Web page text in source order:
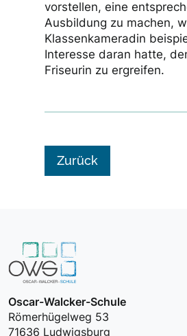
Orientierungshilfe. Ein
Gustav-Schönleber-
Bietigheim fand den
Zimmermanns „cool“ und
vorstellen, eine